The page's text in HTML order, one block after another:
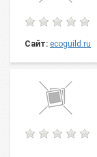
Сайт: ecoguild.ru